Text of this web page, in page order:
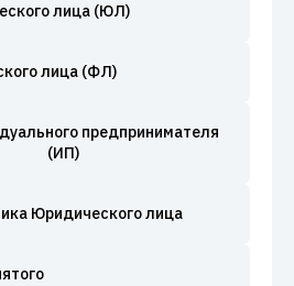
лица (ЮЛ)
лица (ФЛ)
предпринимателя
(ИП)
Юридического лица